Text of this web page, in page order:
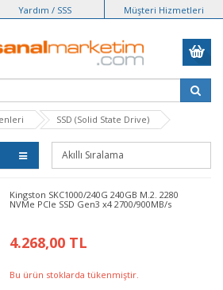
Yardım / SSS Müşteri Hizmetleri
SSD (Solid State Drive)
Kingston SKC1000/240G 240GB M.2. 2280
NVMe PCIe SSD Gen3 x4 2700/900MB/s
4.268,00 TL
Bu ürün stoklarda tükenmiştir.